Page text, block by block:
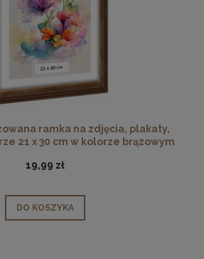
ramka na zdjęcia, plakaty,
21 x 30 cm w kolorze brązowym
19,99 zł
DO KOSZYKA